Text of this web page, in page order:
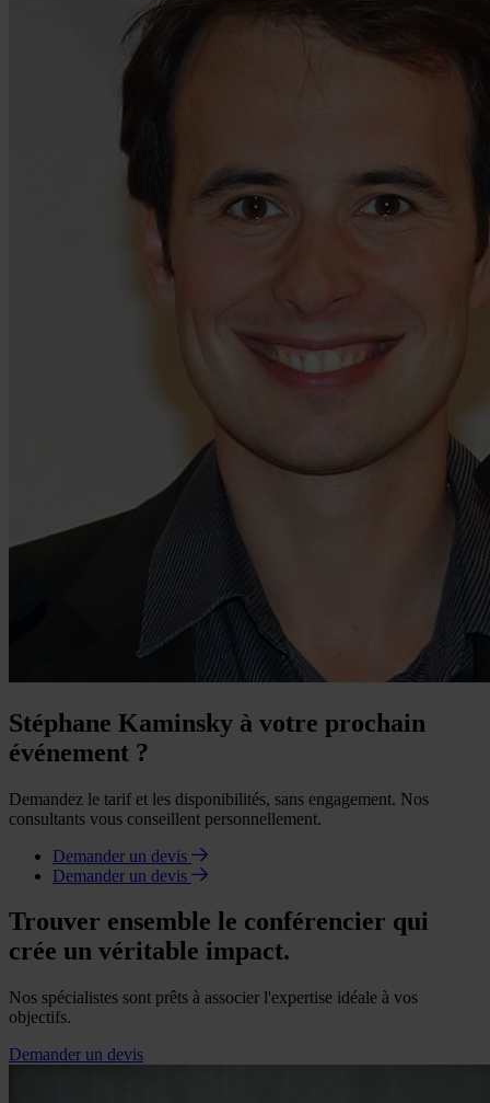
Stéphane Kaminsky à votre prochain
événement ?
Demandez le tarif et les disponibilités, sans engagement. Nos
consultants vous conseillent personnellement.
Demander un devis
Demander un devis
Trouver ensemble le conférencier qui
crée un véritable impact.
Nos spécialistes sont prêts à associer l'expertise idéale à vos
objectifs.
Demander un devis